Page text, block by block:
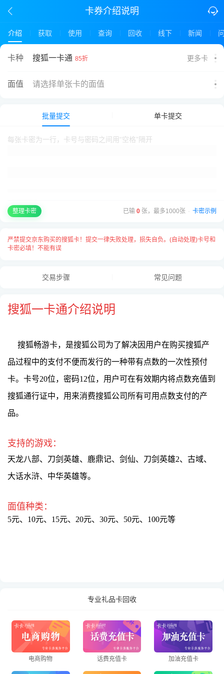
卡券介绍说明
介绍 获取 使用 查询 回收 线下 新闻
卡种 搜狐一卡通 85折 更多卡
面值 请选择单张卡的面值
批量提交 单卡提交
整理卡密 已输 0 张，最多1000张 · 卡密示例
严禁提交京东购买的搜狐卡！提交一律失败处理，损失自负。(自动处理)卡号和
卡密必填！不能有误
交易步骤 常见问题
卡号与卡密之间请用“空格”隔开，
每张卡占用一行用
搜狐一卡通介绍说明
搜狐畅游卡，是搜狐公司为了解决因用户在购买搜狐产
品过程中的支付不便而发行的一种带有点数的一次性预付
卡。卡号20位，密码12位，用户可在有效期内将点数充值到
搜狐通行证中，用来消费搜狐公司所有可用点数支付的产
品。
支持的游戏：
天龙八部、刀剑英雄、鹿鼎记、剑仙、刀剑英雄2、古域、
大话水浒、中华英雄等。
面值种类：
5元、10元、15元、20元、30元、50元、100元等
专业礼品卡回收
电商购物 话费充值卡 加油充值卡